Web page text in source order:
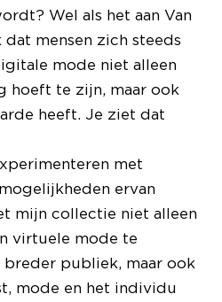
Wel als het aan Van
mensen zich steeds
mode niet alleen
hoeft te zijn, maar ook
heeft. Je ziet dat
met
ervan
mijn collectie niet alleen
virtuele mode te
breder publiek, maar ook
mode en het individu